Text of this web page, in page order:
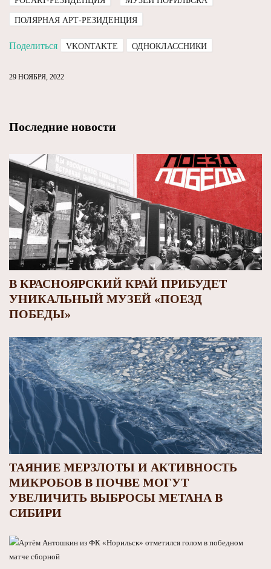
ПОЛЯРНАЯ АРТ-РЕЗИДЕНЦИЯ
Поделиться VKONTAKTE ОДНОКЛАССНИКИ
29 НОЯБРЯ, 2022
Последние новости
В КРАСНОЯРСКИЙ КРАЙ ПРИБУДЕТ
УНИКАЛЬНЫЙ МУЗЕЙ «ПОЕЗД
ПОБЕДЫ»
ТАЯНИЕ МЕРЗЛОТЫ И АКТИВНОСТЬ
МИКРОБОВ В ПОЧВЕ МОГУТ
УВЕЛИЧИТЬ ВЫБРОСЫ МЕТАНА В
СИБИРИ